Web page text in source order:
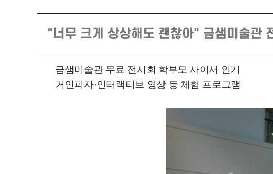
"너무 크게 상상해도 괜찮아" 금샘미술관
금샘미술관 무료 전시회 학부모 사이서 인기
거인피자·인터랙티브 영상 등 체험 프로그램